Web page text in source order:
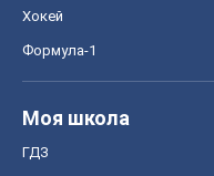
Хокей
Формула-1
Моя школа
ГДЗ